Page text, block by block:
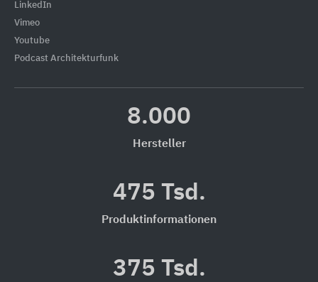
LinkedIn
Vimeo
Youtube
Podcast Architekturfunk
8.000
Hersteller
475 Tsd.
Produktinformationen
375 Tsd.